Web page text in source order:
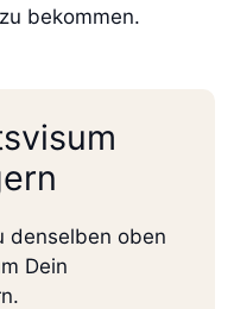
bekommen.
denselben oben
Dein